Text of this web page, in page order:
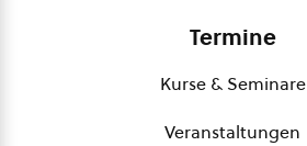
Termine
Kurse & Seminare
Veranstaltungen